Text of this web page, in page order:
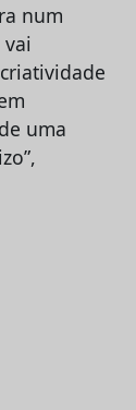
num
uma